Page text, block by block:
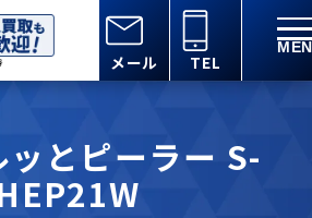
メール TEL
とピーラー S-